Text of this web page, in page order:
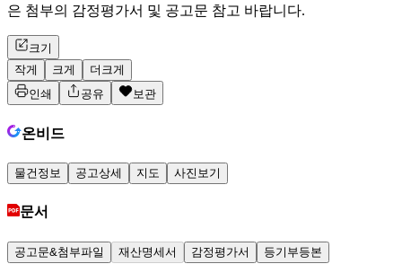
은 첨부의 감정평가서 및 공고문 참고 바랍니다.
크기
작게
크게
더크게
인쇄
공유 보관
온비드
물건정보 공고상세 지도 사진보기
문서
공고문&첨부파일 재산명세서 감정평가서 등기부등본